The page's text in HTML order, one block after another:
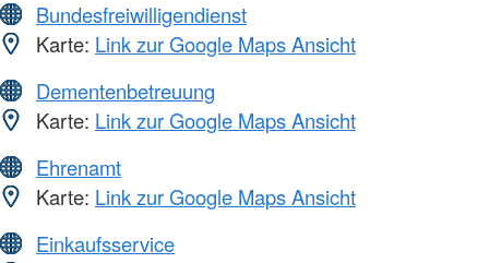
Bundesfreiwilligendienst
Karte: Link zur Google Maps Ansicht
Dementenbetreuung
Karte: Link zur Google Maps Ansicht
Ehrenamt
Karte: Link zur Google Maps Ansicht
Einkaufsservice